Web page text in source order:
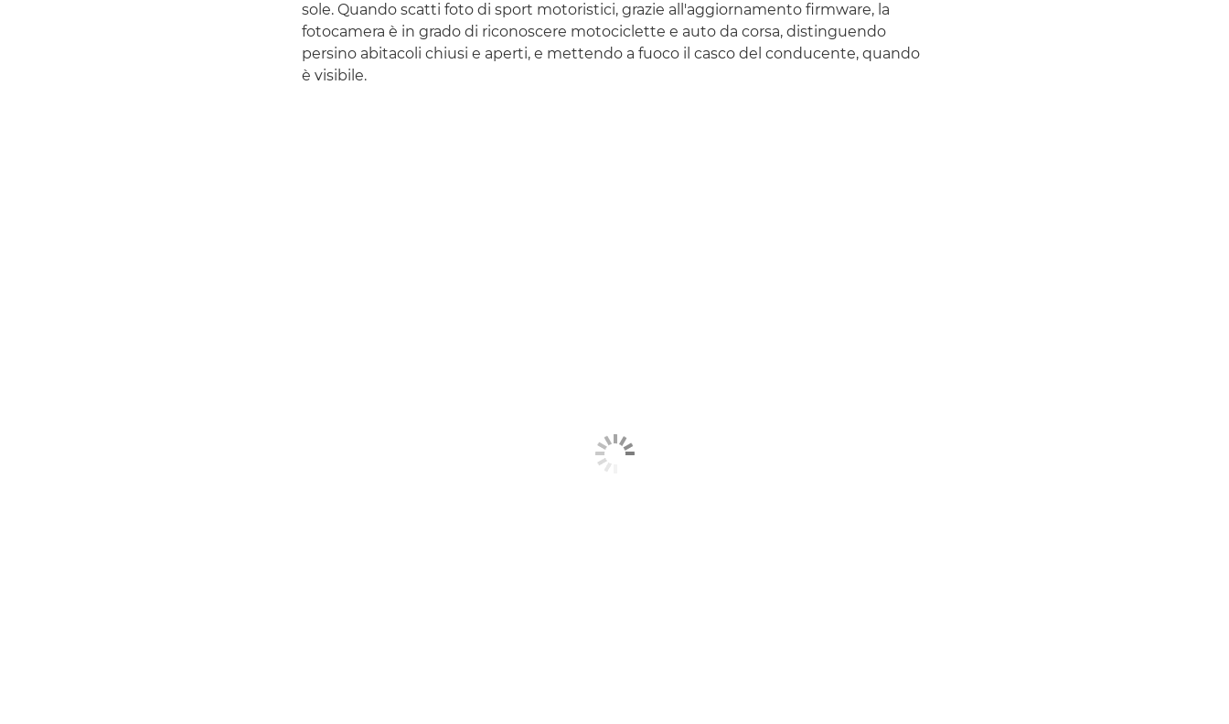
sole. Quando scatti foto di sport motoristici, grazie all'aggiornamento firmware, la
fotocamera è in grado di riconoscere motociclette e auto da corsa, distinguendo
persino abitacoli chiusi e aperti, e mettendo a fuoco il casco del conducente, quando
è visibile.